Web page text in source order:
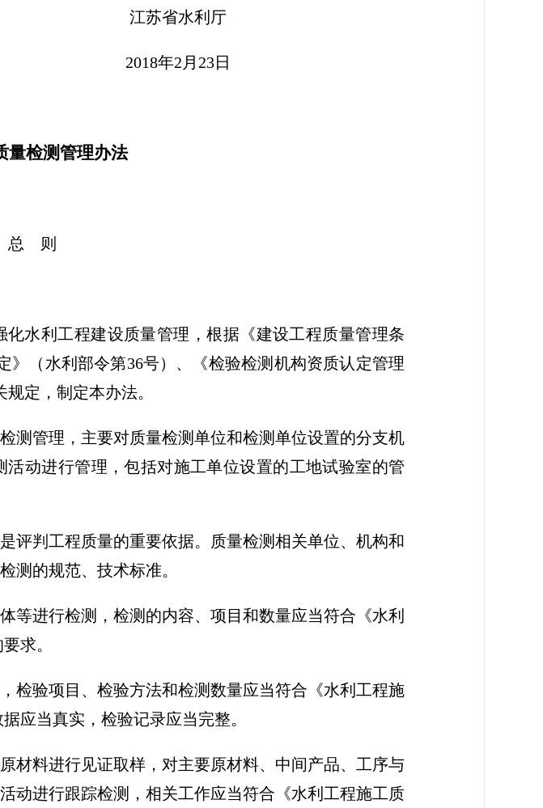
利厅
月23日
量检测管理办法
总 则
水利工程建设质量管理，根据《建设工程质量管理条
（水利部令第36号）、《检验检测机构资质认定管理
定，制定本办法。
测管理，主要对质量检测单位和检测单位设置的分支机
动进行管理，包括对施工单位设置的工地试验室的管
评判工程质量的重要依据。质量检测相关单位、机构和
测的规范、技术标准。
进行检测，检测的内容、项目和数量应当符合《水利
求。
检验项目、检验方法和检测数量应当符合《水利工程施
应当真实，检验记录应当完整。
材料进行见证取样，对主要原材料、中间产品、工序与
动进行跟踪检测，相关工作应当符合《水利工程施工质